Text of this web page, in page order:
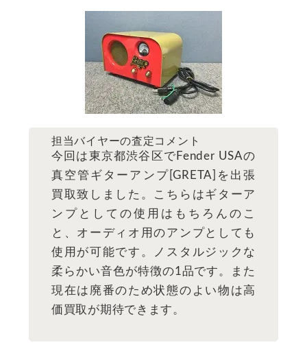
担当バイヤーの査定コメント
今回は東京都渋谷区でFender USAの
真空管ギターアンプ[GRETA]を出張
買取致しました。こちらはギターア
ンプとしての使用はもちろんのこ
と、オーディオ用のアンプとしても
使用が可能です。ノスタルジックな
柔らかい音色が特徴の1品です。また
現在は廃番のため状態のよい物は高
価買取が期待できます。